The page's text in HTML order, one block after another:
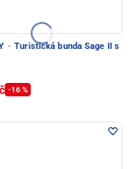
· Turistická bunda Sage II s
-16 %